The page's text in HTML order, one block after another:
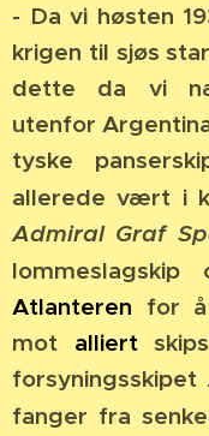
- Da vi høsten
krigen til sjøs
dette da vi
utenfor
tyske
allerede vært i
Admiral Graf
Atlanteren for å
mot alliert
forsyningsskipet
fanger fra